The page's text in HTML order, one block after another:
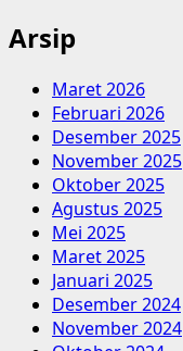
Arsip
Maret 2026
Februari 2026
Desember 2025
November 2025
Oktober 2025
Agustus 2025
Mei 2025
Maret 2025
Januari 2025
Desember 2024
November 2024